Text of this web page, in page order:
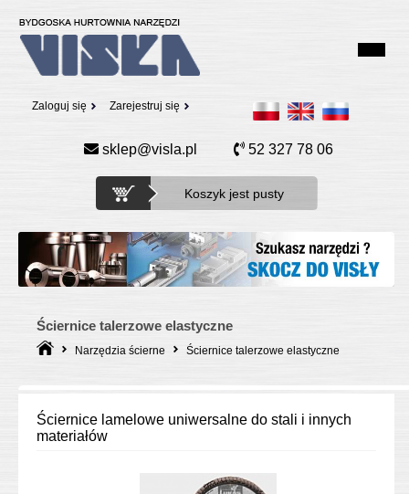
Zarejestruj się
Zaloguj się
sklep@visla.pl 52 327 78 06
Koszyk jest pusty
Ściernice talerzowe elastyczne
Narzędzia ścierne Ściernice talerzowe elastyczne
Ściernice lamelowe uniwersalne do stali i innych
materiałów